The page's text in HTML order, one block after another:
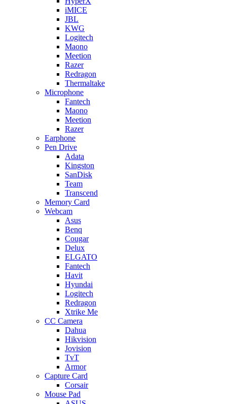
iMICE
JBL
KWG
Logitech
Maono
Meetion
Razer
Redragon
Thermaltake
Microphone
Fantech
Maono
Meetion
Razer
Earphone
Pen Drive
Adata
Kingston
SanDisk
Team
Transcend
Memory Card
Webcam
Asus
Benq
Cougar
Delux
ELGATO
Fantech
Havit
Hyundai
Logitech
Redragon
Xtrike Me
CC Camera
Dahua
Hikvision
Jovision
TvT
Armor
Capture Card
Corsair
Mouse Pad